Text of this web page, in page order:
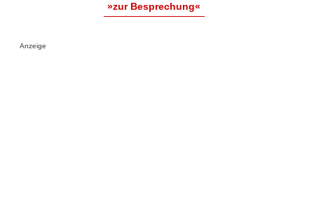
»zur Besprechung«
Anzeige